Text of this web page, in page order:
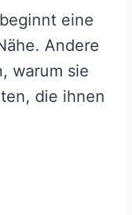
eine
Andere
warum sie
die ihnen